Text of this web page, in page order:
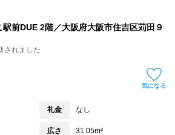
前DUE 2階／大阪府大阪市住吉区苅田９
されました
気になる
礼金 なし
広さ 31.05m²